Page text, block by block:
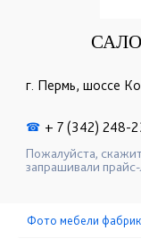
г. Пермь, шоссе
☎ + 7 (342) 248-
Пожалуйста,
запрашивали
Фото мебели